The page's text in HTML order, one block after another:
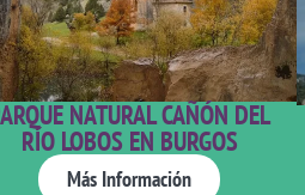
NATURAL CAÑÓN DEL
RÍO LOBOS EN BURGOS
Más Información